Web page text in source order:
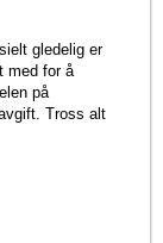
gledelig er
med for å
på
Tross alt